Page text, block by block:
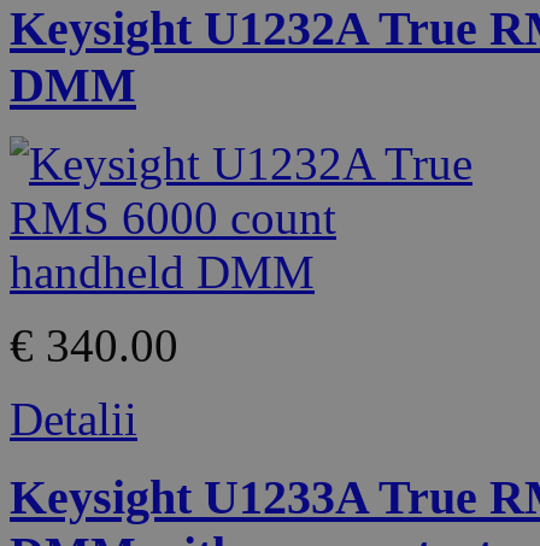
Keysight U1232A True
DMM
€ 340.00
Detalii
Keysight U1233A True